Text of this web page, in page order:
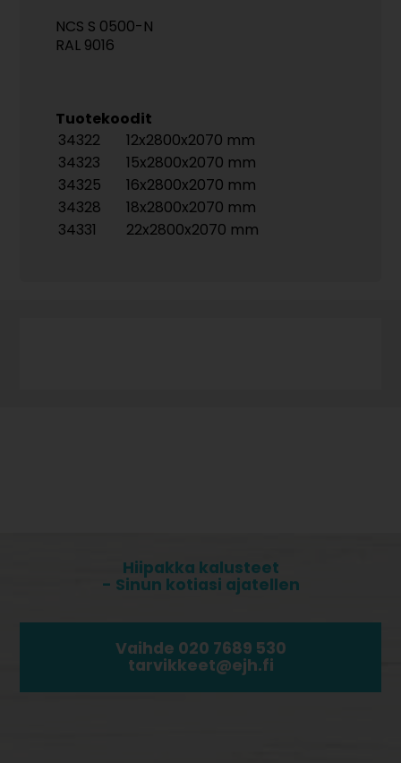
NCS S 0500-N
RAL 9016
Tuotekoodit
34322
12x2800x2070 mm
34323
15x2800x2070 mm
34325
16x2800x2070 mm
34328
18x2800x2070 mm
34331
22x2800x2070 mm
Hiipakka kalusteet
- Sinun kotiasi ajatellen
Vaihde 020 7689 530
tarvikkeet@ejh.fi